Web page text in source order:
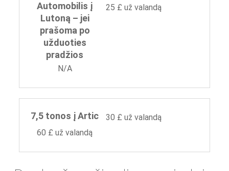
Automobilis į
Lutoną – jei
prašoma po
užduoties
pradžios
25 £ už valandą
N/A
7,5 tonos į Artic
30 £ už valandą
60 £ už valandą